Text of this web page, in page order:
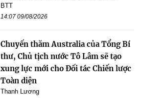
BTT
14:07 09/08/2026
Chuyến thăm Australia của Tổng Bí
thư, Chủ tịch nước Tô Lâm sẽ tạo
xung lực mới cho Đối tác Chiến lược
Toàn diện
Thanh Lương